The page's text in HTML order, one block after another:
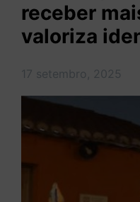
receber
valoriza
17 setembro, 2025